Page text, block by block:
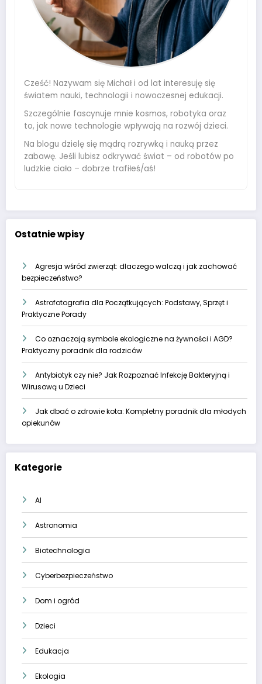
Cześć! Nazywam się Michał i od lat interesuję się
światem nauki, technologii i nowoczesnej edukacji.
Szczególnie fascynuje mnie kosmos, robotyka oraz
to, jak nowe technologie wpływają na rozwój dzieci.
Na blogu dzielę się mądrą rozrywką i nauką przez
zabawę. Jeśli lubisz odkrywać świat – od robotów po
ludzkie ciało – dobrze trafiłeś/aś!
Ostatnie wpisy
Agresja wśród zwierząt: dlaczego walczą i jak zachować
bezpieczeństwo?
Astrofotografia dla Początkujących: Podstawy, Sprzęt i
Praktyczne Porady
Co oznaczają symbole ekologiczne na żywności i AGD?
Praktyczny poradnik dla rodziców
Antybiotyk czy nie? Jak Rozpoznać Infekcję Bakteryjną i
Wirusową u Dzieci
Jak dbać o zdrowie kota: Kompletny poradnik dla młodych
opiekunów
Kategorie
AI
Astronomia
Biotechnologia
Cyberbezpieczeństwo
Dom i ogród
Dzieci
Edukacja
Ekologia